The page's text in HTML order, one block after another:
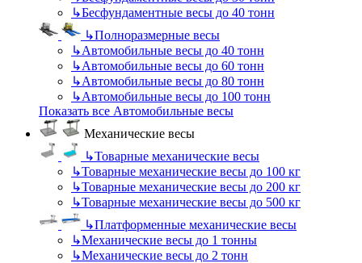
↳Бесфундаментные весы до 40 тонн
↳Полноразмерные весы
↳Автомобильные весы до 40 тонн
↳Автомобильные весы до 60 тонн
↳Автомобильные весы до 80 тонн
↳Автомобильные весы до 100 тонн
Показать все Автомобильные весы
Механические весы
↳Товарные механические весы
↳Товарные механические весы до 100 кг
↳Товарные механические весы до 200 кг
↳Товарные механические весы до 500 кг
↳Платформенные механические весы
↳Механические весы до 1 тонны
↳Механические весы до 2 тонн